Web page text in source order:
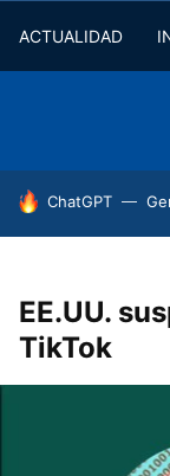
ACTUALIDAD
HOY SE HABLA
ChatGPT
EE.UU.
TikTok